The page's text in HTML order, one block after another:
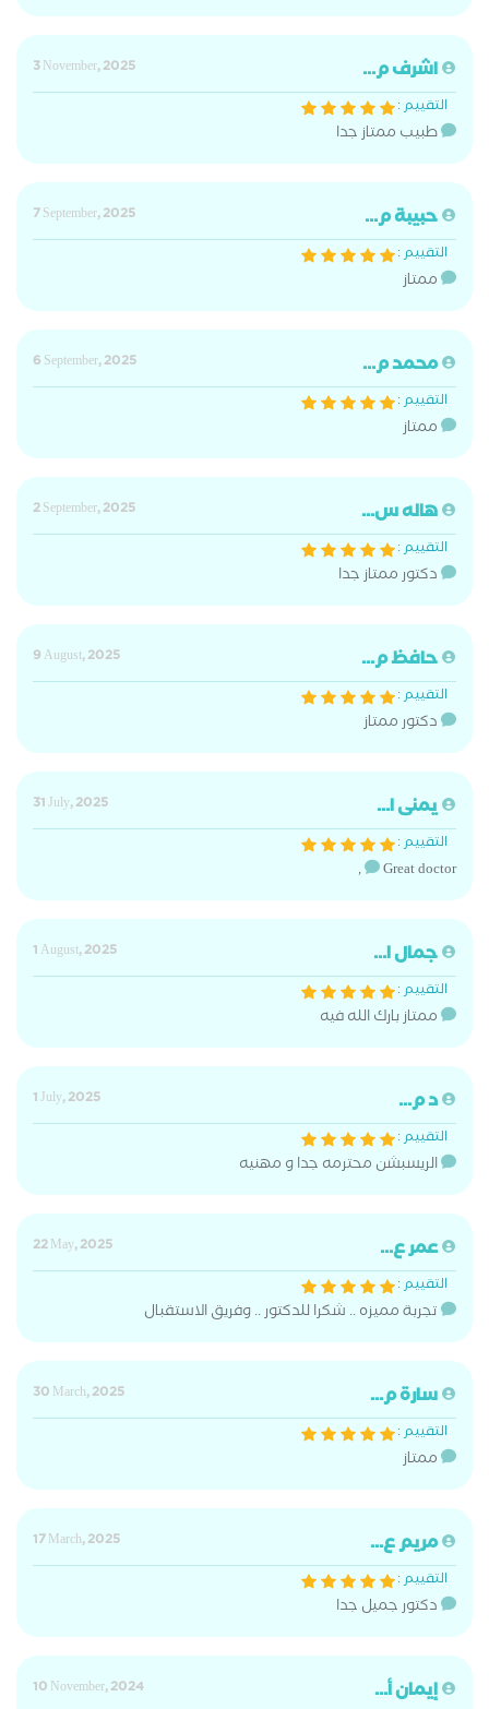
اشرف م...
3 November, 2025
التقييم :
طبيب ممتاز جدا
حبيبة م...
7 September, 2025
التقييم :
ممتاز
محمد م...
6 September, 2025
التقييم :
ممتاز
هاله س...
2 September, 2025
التقييم :
دكتور ممتاز جدا
حافظ م...
9 August, 2025
التقييم :
دكتور ممتاز
يمنى ا...
31 July, 2025
التقييم :
Great doctor ,
جمال ا...
1 August, 2025
التقييم :
ممتاز بارك الله فيه
د م...
1 July, 2025
التقييم :
الريسبشن محترمه جدا و مهنيه
عمر ع...
22 May, 2025
التقييم :
تجربة مميزه .. شكرا للدكتور .. وفريق الاستقبال
سارة م...
30 March, 2025
التقييم :
ممتاز
مريم ع...
17 March, 2025
التقييم :
دكتور جميل جدا
إيمان أ...
10 November, 2024